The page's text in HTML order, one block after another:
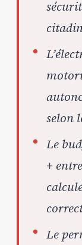
selon
Le
+
Le